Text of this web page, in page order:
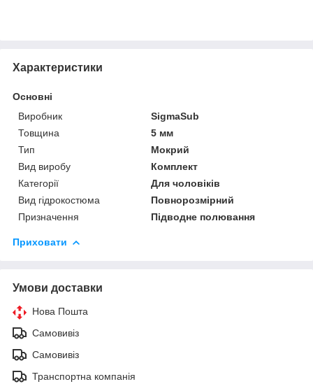
Характеристики
Основні
Виробник
SigmaSub
Товщина
5 мм
Тип
Мокрий
Вид виробу
Комплект
Категорії
Для чоловіків
Вид гідрокостюма
Повнорозмірний
Призначення
Підводне полювання
Приховати
Умови доставки
Нова Пошта
Самовивіз
Самовивіз
Транспортна компанія